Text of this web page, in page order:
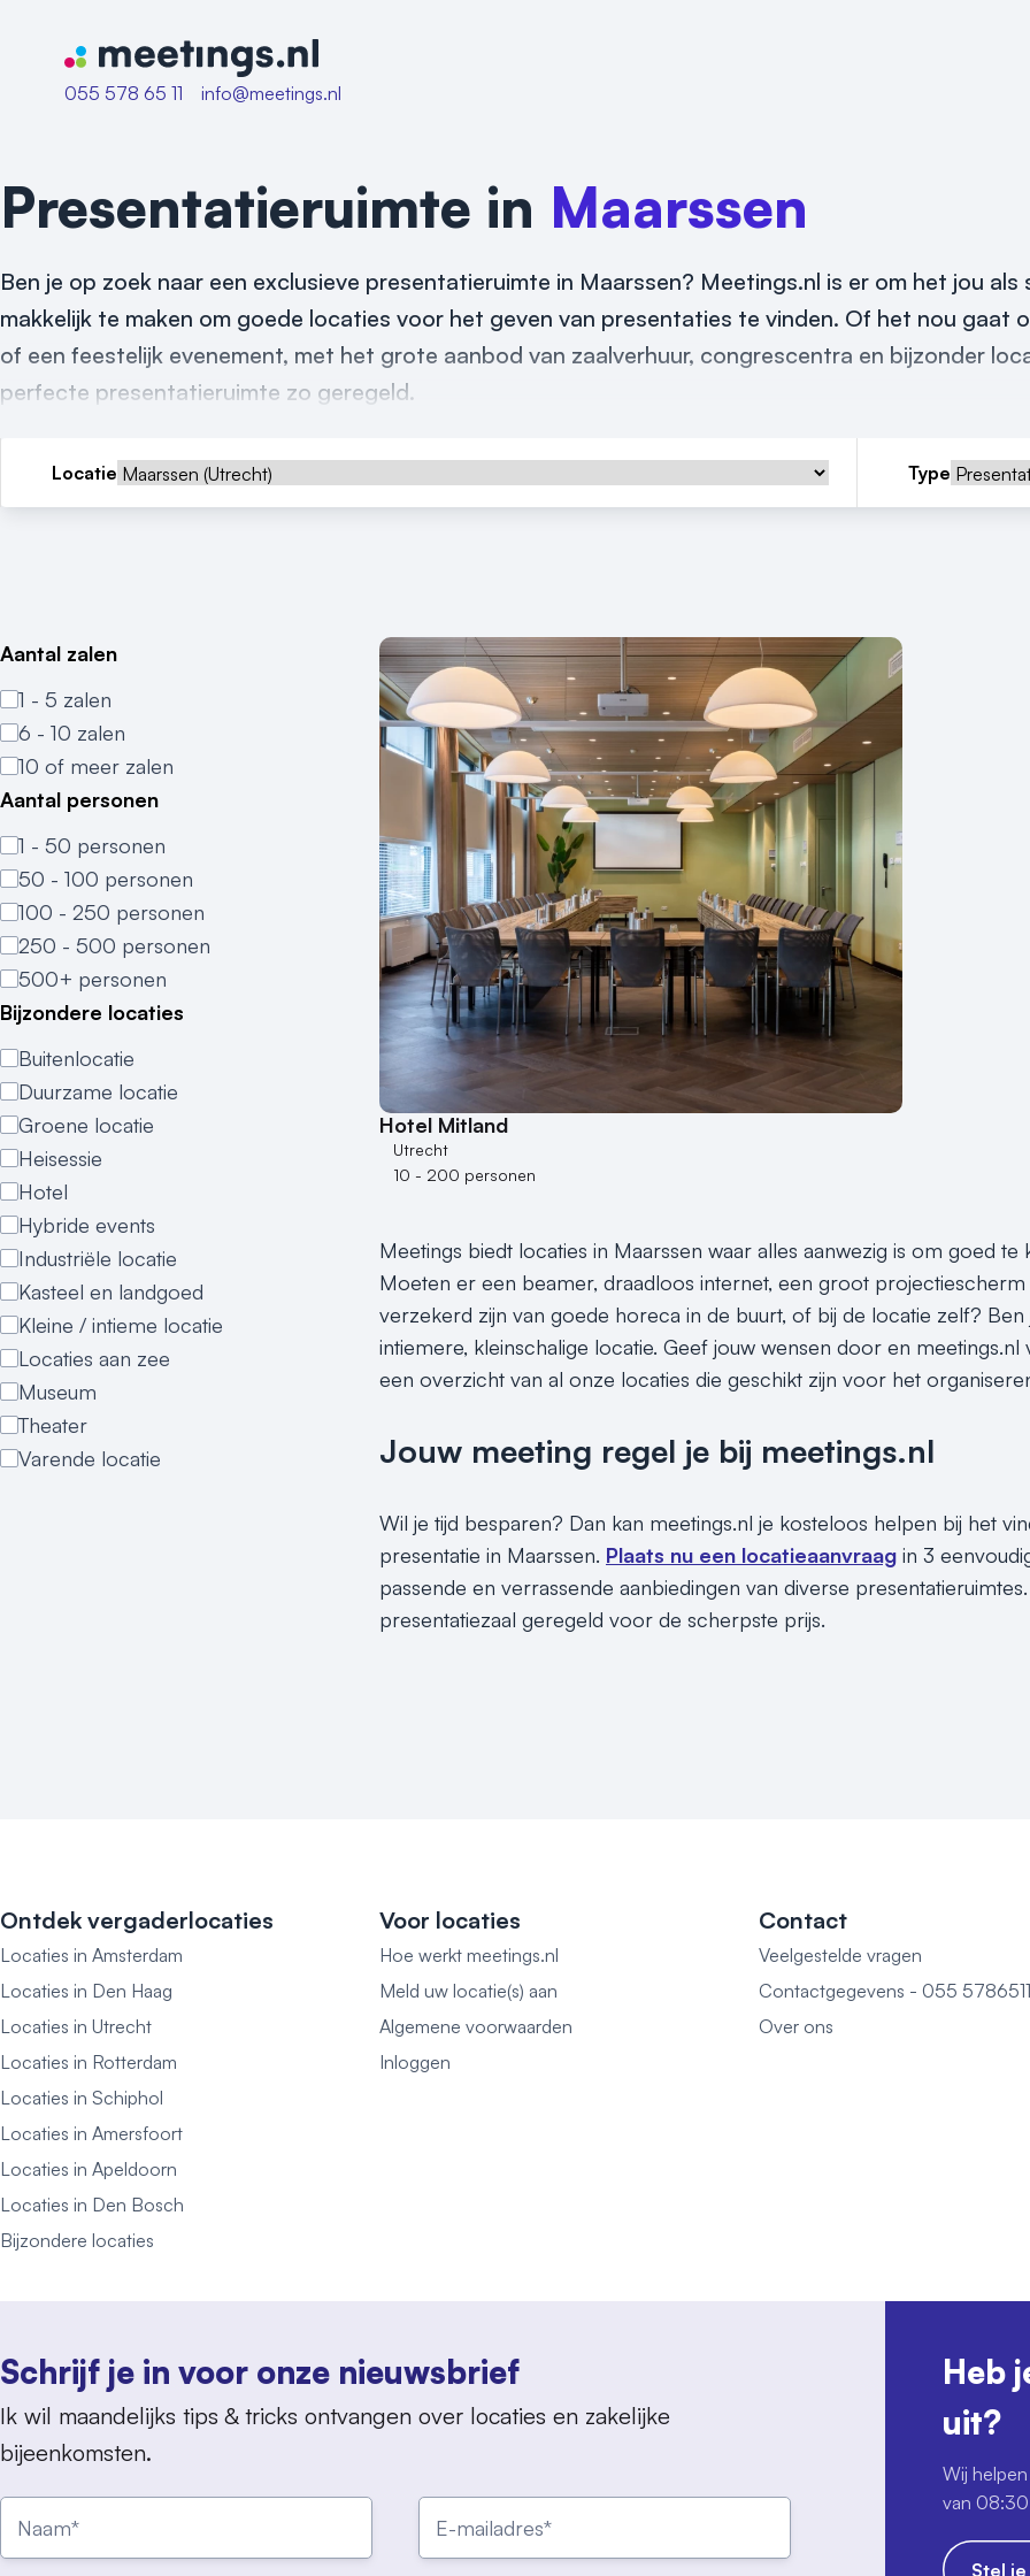
Naar home van Meetings
055 578 65 11
info@meetings.nl
Presentatieruimte in Maarssen
Ben je op zoek naar een exclusieve presentatieruimte in Maarssen? Meetings.nl is er om het jou als
makkelijk te maken om goede locaties voor het geven van presentaties te vinden. Of het nou gaat
of een feestelijk evenement, met het grote aanbod van zaalverhuur, congrescentra en bijzonder
perfecte presentatieruimte zo geregeld.
Locatie Type
Aantal zalen
1 - 5 zalen
6 - 10 zalen
10 of meer zalen
Aantal personen
1 - 50 personen
50 - 100 personen
100 - 250 personen
250 - 500 personen
500+ personen
Bijzondere locaties
Buitenlocatie
Duurzame locatie
Groene locatie
Heisessie
Hotel
Hybride events
Industriële locatie
Kasteel en landgoed
Kleine / intieme locatie
Locaties aan zee
Museum
Theater
Varende locatie
Hotel Mitland
Utrecht
10 - 200 personen
Meetings biedt locaties in Maarssen waar alles aanwezig is om goed
Moeten er een beamer, draadloos internet, een groot
verzekerd zijn van goede horeca in de buurt, of bij de locatie zelf?
intiemere, kleinschalige locatie. Geef jouw wensen door en
een overzicht van al onze locaties die geschikt zijn voor het
Jouw meeting regel je bij meetings.nl
Wil je tijd besparen? Dan kan meetings.nl je kosteloos helpen bij het
presentatie in Maarssen. Plaats nu een locatieaanvraag in 3
passende en verrassende aanbiedingen van diverse
presentatiezaal geregeld voor de scherpste prijs.
Ontdek vergaderlocaties
Locaties in Amsterdam
Locaties in Den Haag
Locaties in Utrecht
Locaties in Rotterdam
Locaties in Schiphol
Locaties in Amersfoort
Locaties in Apeldoorn
Locaties in Den Bosch
Bijzondere locaties
Voor locaties
Hoe werkt meetings.nl
Meld uw locatie(s) aan
Algemene voorwaarden
Inloggen
Contact
Veelgestelde vragen
Contactgegevens - 055 5786511
Over ons
Schrijf je in voor onze nieuwsbrief
Ik wil maandelijks tips & tricks ontvangen over locaties en zakelijke
bijeenkomsten.
Heb
uit?
Wij
van 08:30
Stel